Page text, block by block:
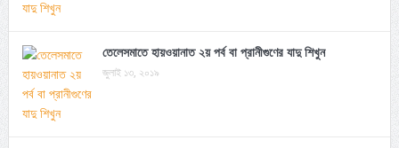
তেলেসমাতে হায়ওয়ানাত ২য় পর্ব বা প্রানীগুণের যাদু শিখুন
জুলাই ১৩, ২০১৯